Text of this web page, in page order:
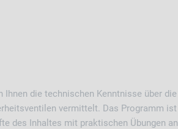
Ihnen die technischen Kenntnisse über die
vermittelt. Das Programm ist
des Inhaltes mit praktischen Übungen an